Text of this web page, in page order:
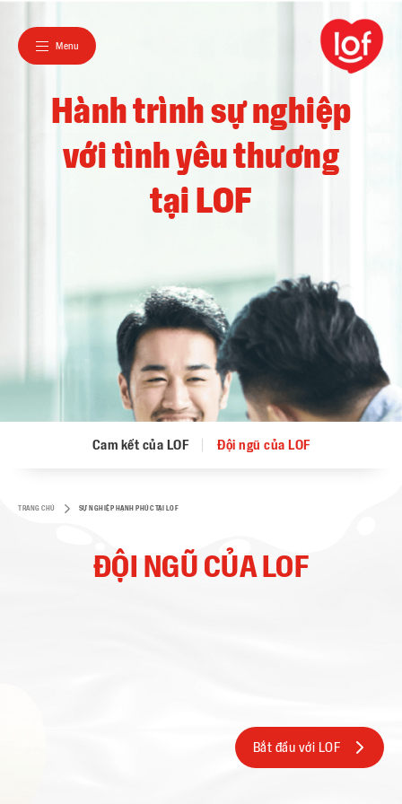
Menu
Bắt đầu với LOF
Hành trình sự nghiệp
với tình yêu thương
tại LOF
Cam kết của LOF Đội ngũ của LOF
TRANG CHỦ SỰ NGHIỆP HẠNH PHÚC TẠI LOF
ĐỘI NGŨ CỦA LOF